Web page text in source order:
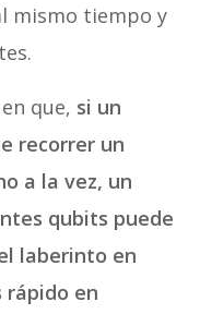
mismo tiempo y
que, si un
recorrer un
a la vez, un
qubits puede
laberinto en
rápido en